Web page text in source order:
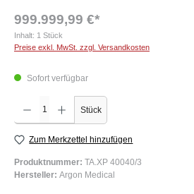
999.999,99 €*
Inhalt: 1 Stück
Preise exkl. MwSt. zzgl. Versandkosten
Sofort verfügbar
Produkt Anzahl: Gib den gewünschten Wert ein oder
Stück
Zum Merkzettel hinzufügen
Produktnummer: TA.XP 40040/3
Hersteller: Argon Medical